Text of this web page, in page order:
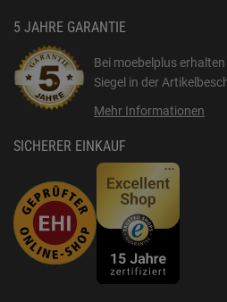
5 JAHRE GARANTIE
Bei moebelplus
Siegel in der
Mehr Informationen
SICHERER EINKAUF